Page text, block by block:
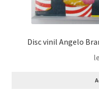
Disc vinil